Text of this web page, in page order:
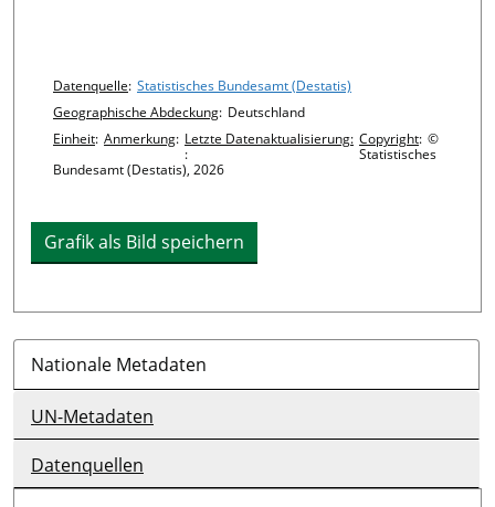
Chart details
Datenquelle: Statistisches Bundesamt (Destatis)
Geographische Abdeckung: Deutschland
Einheit: Anmerkung: Letzte Datenaktualisierung:
:
Copyright: ©
Statistisches
Bundesamt (Destatis), 2026
Grafik als Bild speichern
Nationale Metadaten
UN-Metadaten
Datenquellen